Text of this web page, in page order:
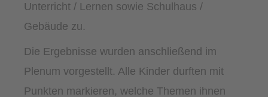
Unterricht / Lernen sowie Schulhaus /
Gebäude zu.
Die Ergebnisse wurden anschließend im
Plenum vorgestellt. Alle Kinder durften mit
Punkten markieren, welche Themen ihnen